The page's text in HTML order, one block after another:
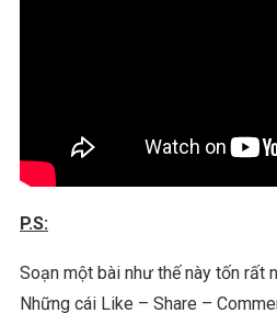
P.S:
Soạn một bài như thế này tốn rất
Những cái Like – Share –